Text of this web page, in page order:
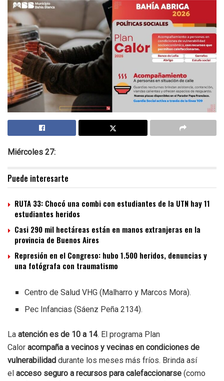
Miércoles 27:
Puede interesarte
RUTA 33: Chocó una combi con estudiantes de la UTN hay 11
estudiantes heridos
Casi 290 mil hectáreas están en manos extranjeras en la
provincia de Buenos Aires
Represión en el Congreso: hubo 1.500 heridos, denuncias y
una fotógrafa con traumatismo
Centro de Salud VHG (Malharro y Marcos Mora).
Pec Infancias (Sáenz Peña 2134).
La atención es de 10 a 14. El programa Plan
Calor acompaña a vecinos y vecinas en condiciones de
vulnerabilidad durante los meses más fríos. Brinda así
el acceso seguro a recursos para calefaccionarse (como